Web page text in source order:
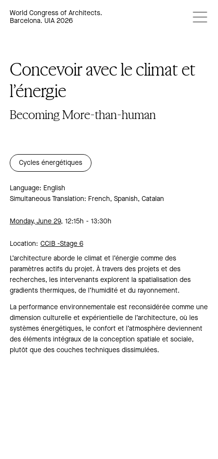
World Congress of Architects.
Barcelona. UIA 2026
Concevoir avec le climat et
l’énergie
Becoming More-than-human
Cycles énergétiques
Language: English
Simultaneous Translation: French, Spanish, Catalan
Monday, June 29, 12:15h 13:30h
Location: CCIB -Stage 6
L’architecture aborde le climat et l’énergie comme des
paramètres actifs du projet. À travers des projets et des
recherches, les intervenants explorent la spatialisation des
gradients thermiques, de l’humidité et du rayonnement.
La performance environnementale est reconsidérée comme une
dimension culturelle et expérientielle de l’architecture, où les
systèmes énergétiques, le confort et l’atmosphère deviennent
des éléments intégraux de la conception spatiale et sociale,
plutôt que des couches techniques dissimulées.